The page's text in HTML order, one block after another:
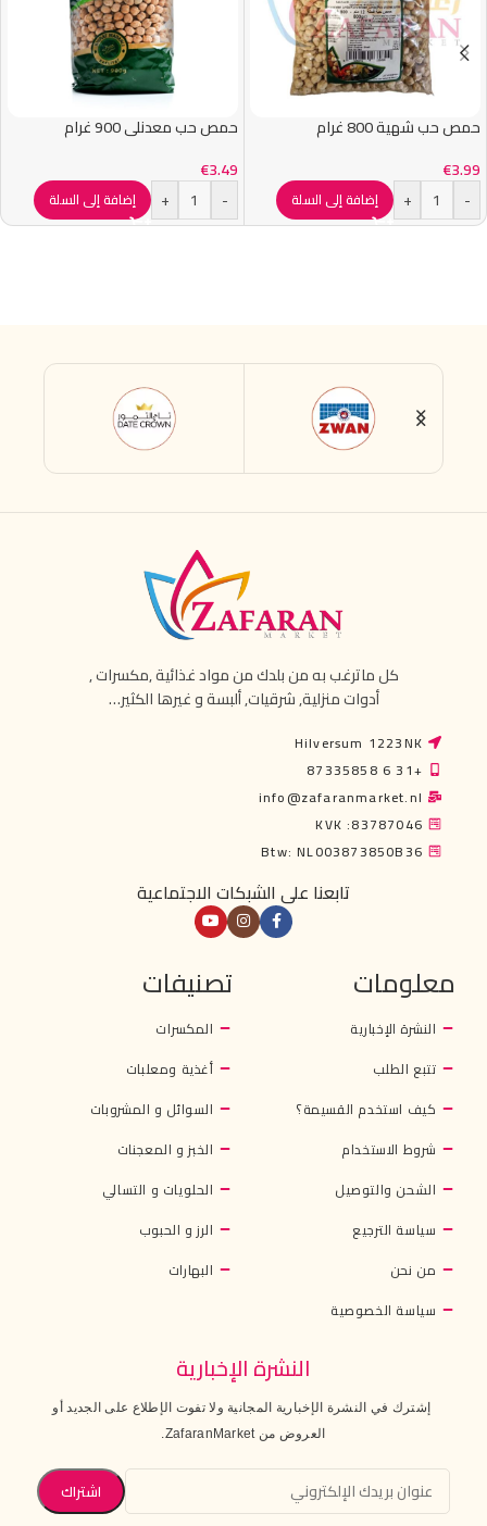
حمص حب شهية 800 غرام
€3.99
-
+ إضافة إلى السلة
حمص حب معدنلي 900 غرام
€3.49
-
+ إضافة إلى السلة
كل ماترغب به من بلدك من مواد غذائية ,مكسرات ,
أدوات منزلية, شرقيات, ألبسة و غيرها الكثير…
Hilversum 1223NK
+31 6 87335858
info@zafaranmarket.nl
KVK :83787046
Btw: NL003873850B36
تابعنا على الشبكات الاجتماعية
معلومات
النشرة الإخبارية
تتبع الطلب
كيف استخدم القسيمة؟
شروط الاستخدام
الشحن والتوصيل
سياسة الترجيع
من نحن
سياسة الخصوصية
تصنيفات
المكسرات
أغذية ومعلبات
السوائل و المشروبات
الخبز و المعجنات
الحلويات و التسالي
الرز و الحبوب
البهارات
النشرة الإخبارية
إشترك في النشرة الإخبارية المجانية ولا تفوت الإطلاع على الجديد أو
العروض من ZafaranMarket.